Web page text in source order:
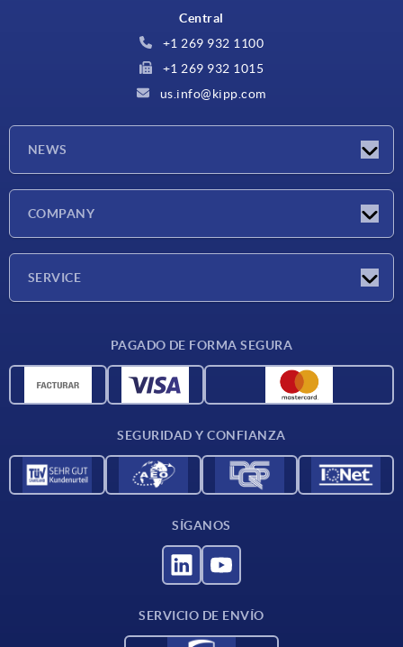
Central
+1 269 932 1100
+1 269 932 1015
us.info@kipp.com
NEWS
COMPANY
SERVICE
Materiales
PAGADO DE FORMA SEGURA
SEGURIDAD Y CONFIANZA
SÍGANOS
SERVICIO DE ENVÍO